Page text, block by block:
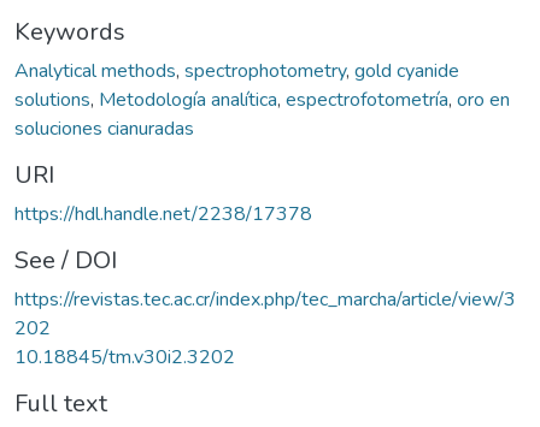
Keywords
Analytical methods, spectrophotometry, gold cyanide
solutions, Metodología analítica, espectrofotometría, oro en
soluciones cianuradas
URI
https://hdl.handle.net/2238/17378
See / DOI
https://revistas.tec.ac.cr/index.php/tec_marcha/article/view/3
202
10.18845/tm.v30i2.3202
Full text